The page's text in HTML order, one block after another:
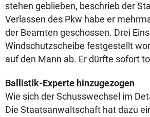
stehen geblieben, beschrieb der
Verlassen des Pkw habe er
der Beamten geschossen. Drei
Windschutzscheibe festgestellt
auf den Mann ab. Er dürfte sofort
Ballistik-Experte hinzugezogen
Wie sich der Schusswechsel im
Die Staatsanwaltschaft hat dazu